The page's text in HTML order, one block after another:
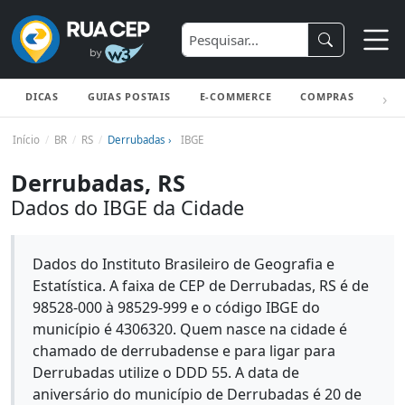
DICAS GUIAS POSTAIS E-COMMERCE COMPRAS
Início BR RS Derrubadas › IBGE
Derrubadas, RS
Dados do IBGE da Cidade
Dados do Instituto Brasileiro de Geografia e
Estatística. A faixa de CEP de Derrubadas, RS é de
98528-000 à 98529-999 e o código IBGE do
município é 4306320. Quem nasce na cidade é
chamado de derrubadense e para ligar para
Derrubadas utilize o DDD 55. A data de
aniversário do município de Derrubadas é 20 de